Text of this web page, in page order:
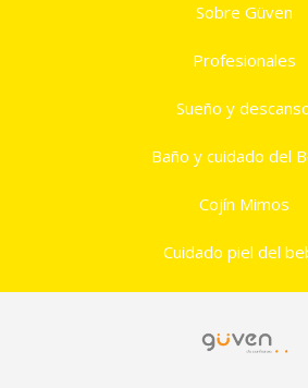
Sobre Güven
Profesionales
Sueño y
Baño y cuidado del
Cojín Mimos
Cuidado piel del